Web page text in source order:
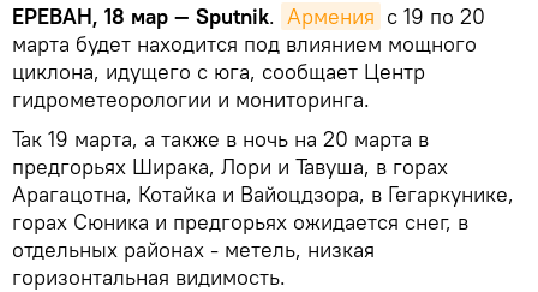
ЕРЕВАН, 18 мар — Sputnik. Армения с 19 по 20
марта будет находится под влиянием мощного
циклона, идущего с юга, сообщает Центр
гидрометеорологии и мониторинга.
Так 19 марта, а также в ночь на 20 марта в
предгорьях Ширака, Лори и Тавуша, в горах
Арагацотна, Котайка и Вайоцдзора, в Гегаркунике,
горах Сюника и предгорьях ожидается снег, в
отдельных районах - метель, низкая
горизонтальная видимость.